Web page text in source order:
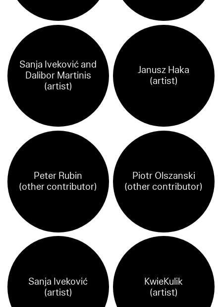
Sanja Iveković and
Dalibor Martinis
(artist)
Janusz Haka
(artist)
Peter Rubin
(other contributor)
Piotr Olszanski
(other contributor)
Sanja Iveković
(artist)
KwieKulik
(artist)